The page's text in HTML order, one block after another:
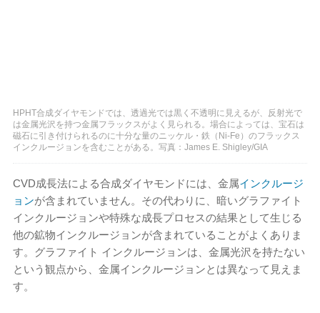
HPHT合成ダイヤモンドでは、透過光では黒く不透明に見えるが、反射光で
は金属光沢を持つ金属フラックスがよく見られる。場合によっては、宝石は
磁石に引き付けられるのに十分な量のニッケル・鉄（Ni-Fe）のフラックス
インクルージョンを含むことがある。写真：James E. Shigley/GIA
CVD成長法による合成ダイヤモンドには、金属インクルージ
ョンが含まれていません。その代わりに、暗いグラファイト
インクルージョンや特殊な成長プロセスの結果として生じる
他の鉱物インクルージョンが含まれていることがよくありま
す。グラファイト インクルージョンは、金属光沢を持たない
という観点から、金属インクルージョンとは異なって見えま
す。